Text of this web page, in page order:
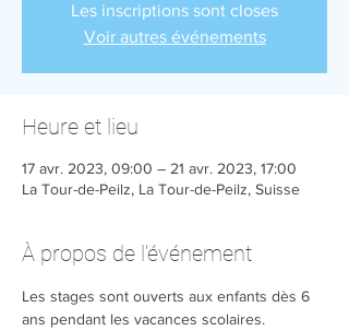
Les inscriptions sont closes
Voir autres événements
Heure et lieu
17 avr. 2023, 09:00 – 21 avr. 2023, 17:00
La Tour-de-Peilz, La Tour-de-Peilz, Suisse
À propos de l'événement
Les stages sont ouverts aux enfants dès 6
ans pendant les vacances scolaires.